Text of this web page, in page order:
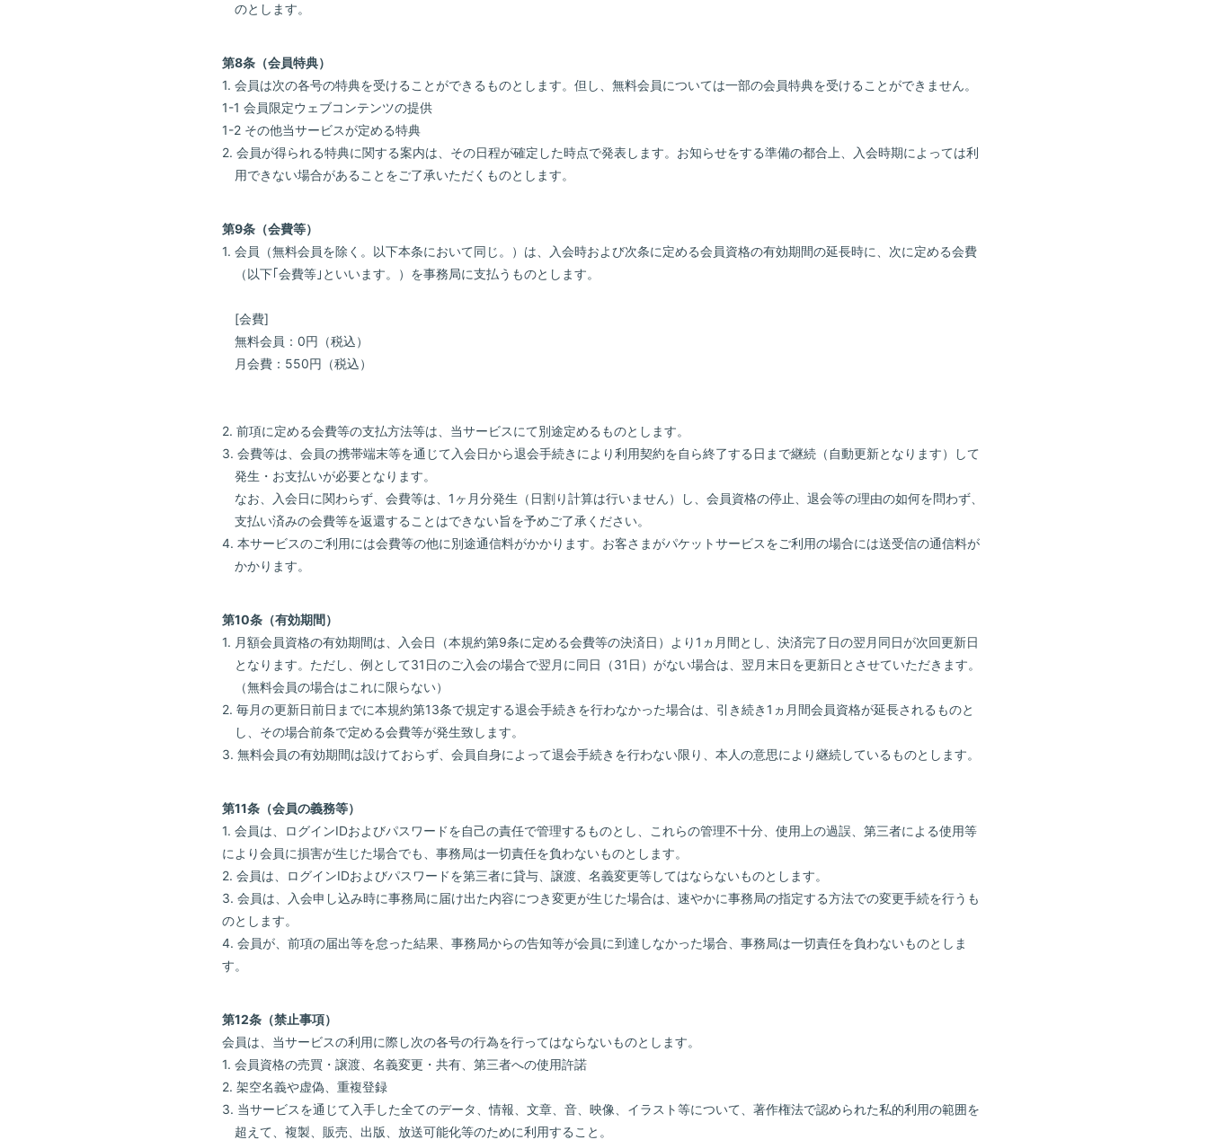
News
Live / Schedule
Bio
Disc
Goods
Contact
Blog
Gallery
Q&A
のとします。
第8条（会員特典）
1. 会員は次の各号の特典を受けることができるものとします。但し、無料会員については一部の会員特典を受けることができません。
1-1 会員限定ウェブコンテンツの提供
1-2 その他当サービスが定める特典
2. 会員が得られる特典に関する案内は、その日程が確定した時点で発表します。お知らせをする準備の都合上、入会時期によっては利
用できない場合があることをご了承いただくものとします。
第9条（会費等）
1. 会員（無料会員を除く。以下本条において同じ。）は、入会時および次条に定める会員資格の有効期間の延長時に、次に定める会費
（以下｢会費等｣といいます。）を事務局に支払うものとします。
[会費]
無料会員：0円（税込）
月会費：550円（税込）
2. 前項に定める会費等の支払方法等は、当サービスにて別途定めるものとします。
3. 会費等は、会員の携帯端末等を通じて入会日から退会手続きにより利用契約を自ら終了する日まで継続（自動更新となります）して
発生・お支払いが必要となります。
なお、入会日に関わらず、会費等は、1ヶ月分発生（日割り計算は行いません）し、会員資格の停止、退会等の理由の如何を問わず、
支払い済みの会費等を返還することはできない旨を予めご了承ください。
4. 本サービスのご利用には会費等の他に別途通信料がかかります。お客さまがパケットサービスをご利用の場合には送受信の通信料が
かかります。
第10条（有効期間）
1. 月額会員資格の有効期間は、入会日（本規約第9条に定める会費等の決済日）より1ヵ月間とし、決済完了日の翌月同日が次回更新日
となります。ただし、例として31日のご入会の場合で翌月に同日（31日）がない場合は、翌月末日を更新日とさせていただきます。
（無料会員の場合はこれに限らない）
2. 毎月の更新日前日までに本規約第13条で規定する退会手続きを行わなかった場合は、引き続き1ヵ月間会員資格が延長されるものと
し、その場合前条で定める会費等が発生致します。
3. 無料会員の有効期間は設けておらず、会員自身によって退会手続きを行わない限り、本人の意思により継続しているものとします。
第11条（会員の義務等）
1. 会員は、ログインIDおよびパスワードを自己の責任で管理するものとし、これらの管理不十分、使用上の過誤、第三者による使用等
により会員に損害が生じた場合でも、事務局は一切責任を負わないものとします。
2. 会員は、ログインIDおよびパスワードを第三者に貸与、譲渡、名義変更等してはならないものとします。
3. 会員は、入会申し込み時に事務局に届け出た内容につき変更が生じた場合は、速やかに事務局の指定する方法での変更手続を行うも
のとします。
4. 会員が、前項の届出等を怠った結果、事務局からの告知等が会員に到達しなかった場合、事務局は一切責任を負わないものとしま
す。
第12条（禁止事項）
会員は、当サービスの利用に際し次の各号の行為を行ってはならないものとします。
1. 会員資格の売買・譲渡、名義変更・共有、第三者への使用許諾
2. 架空名義や虚偽、重複登録
3. 当サービスを通じて入手した全てのデータ、情報、文章、音、映像、イラスト等について、著作権法で認められた私的利用の範囲を
超えて、複製、販売、出版、放送可能化等のために利用すること。